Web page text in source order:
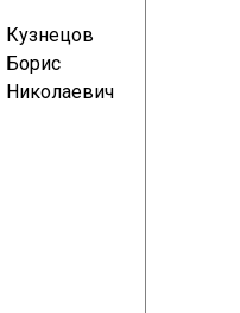
Кузнецов
Борис
Николаевич